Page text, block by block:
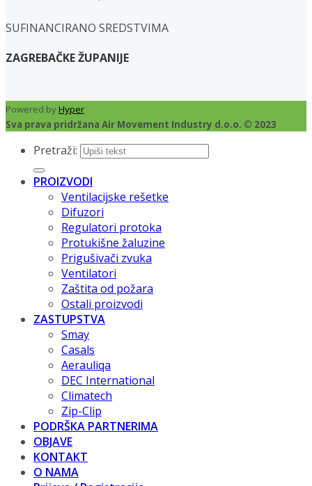
SUFINANCIRANO SREDSTVIMA
ZAGREBAČKE ŽUPANIJE
Powered byHyper
Sva prava pridržana Air Movement Industry d.o.o. © 2023
Pretraži:
PROIZVODI
Ventilacijske rešetke
Difuzori
Regulatori protoka
Protukišne žaluzine
Prigušivači zvuka
Ventilatori
Zaštita od požara
Ostali proizvodi
ZASTUPSTVA
Smay
Casals
Aerauliqa
DEC International
Climatech
Zip-Clip
PODRŠKA PARTNERIMA
OBJAVE
KONTAKT
O NAMA